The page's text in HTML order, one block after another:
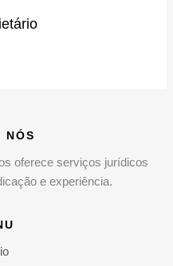
NÓS
oferece serviços jurídicos
e experiência.